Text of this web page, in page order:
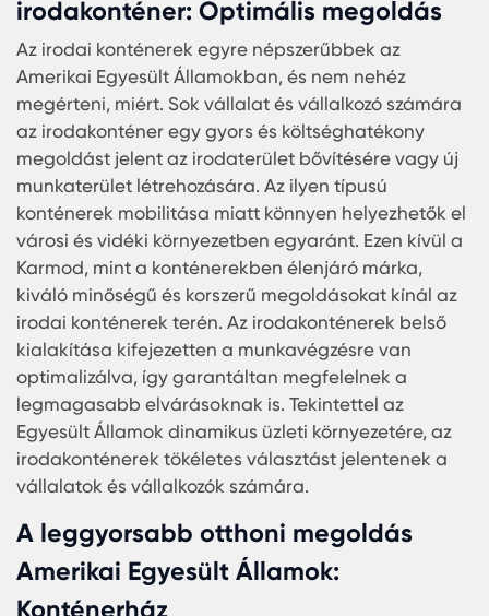
konténerek megszerzésére. Ez nem csak az
építkezési projekteknek, hanem azoknak is
nagyszerű hír, akik egyedi életteret vagy
szeretnének kialakítani. Az árak változhatnak a
konténer méretétől, típusától és funkciójától
függően, de az Egyesült Államokban számos
kínál versenyképes árakat, hogy megfeleljen az
ügyfelek különböző költségvetési igényeinek.
Amerikai Egyesült Államok
irodakonténer: Optimális
Az irodai konténerek egyre népszerűbbek az
Amerikai Egyesült Államokban, és nem nehéz
megérteni, miért. Sok vállalat és vállalkozó
az irodakonténer egy gyors és költséghatékony
megoldást jelent az irodaterület bővítésére
munkaterület létrehozására. Az ilyen típusú
konténerek mobilitása miatt könnyen
városi és vidéki környezetben egyaránt. Ezen
Karmod, mint a konténerekben élenjáró márka,